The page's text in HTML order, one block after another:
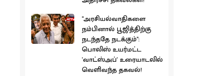
"அரசியல்வாதிகளை
நம்பினால் பூஜித்திற்கு
நடந்ததே நடக்கும்":
பொலிஸ் உயர்மட்ட
'வாட்ஸ்அப்' உரையாடலில்
வெளிவந்த தகவல்!